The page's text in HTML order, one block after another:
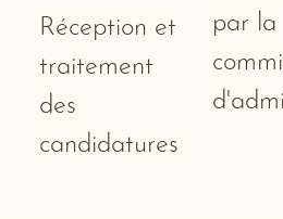
Réception et
traitement
des
candidatures
par la